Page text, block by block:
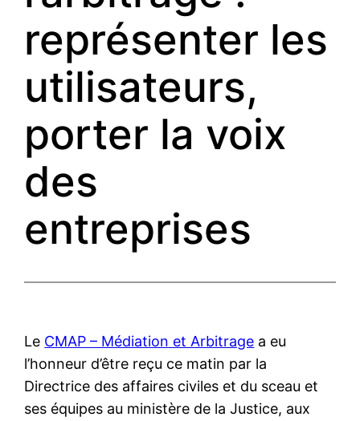
représenter les
utilisateurs,
porter la voix
des
entreprises
Le CMAP – Médiation et Arbitrage a eu
l’honneur d’être reçu ce matin par la
Directrice des affaires civiles et du sceau et
ses équipes au ministère de la Justice, aux